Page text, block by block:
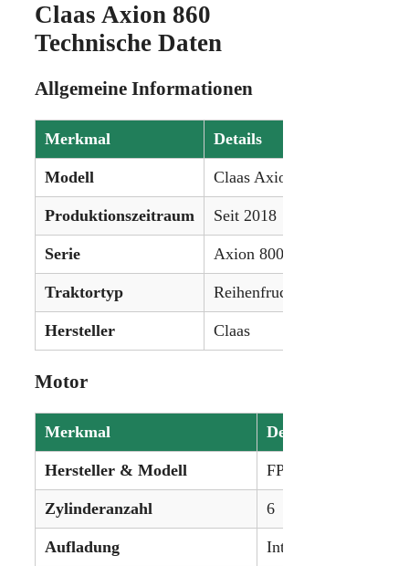
Claas Axion 860
Technische Daten
Allgemeine Informationen
Merkmal Details
Modell Claas Axion 860
Produktionszeitraum Seit 2018
Serie Axion 800
Traktortyp Reihenfruchttraktor
Hersteller Claas
Motor
Merkmal Details
Hersteller & Modell FPT
Zylinderanzahl 6
Aufladung Intercooled Turbo